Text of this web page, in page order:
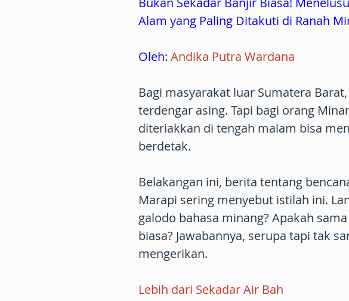
Alam yang Paling Ditakuti di Ranah
Oleh: Andika Putra Wardana
Bagi masyarakat luar Sumatera
terdengar asing. Tapi bagi orang
diteriakkan di tengah malam bisa
berdetak.
Belakangan ini, berita tentang
Marapi sering menyebut istilah ini.
galodo bahasa minang? Apakah
biasa? Jawabannya, serupa tapi tak
mengerikan.
Lebih dari Sekadar Air Bah